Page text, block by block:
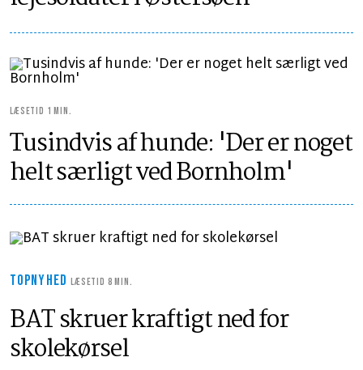
LÆSETID 1 MIN.
Tusindvis af hunde: 'Der er noget
helt særligt ved Bornholm'
TOPNYHEDLÆSETID 8 MIN.
BAT skruer kraftigt ned for
skolekørsel